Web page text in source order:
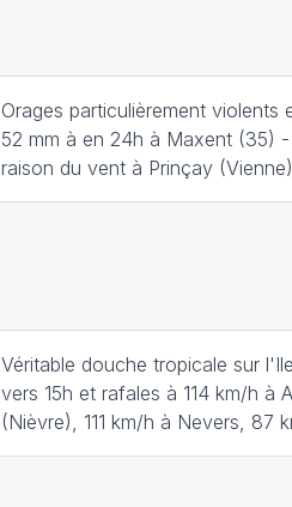
Orages particulièrement violents
52 mm à en 24h à Maxent (35)
raison du vent à Prinçay
Véritable douche tropicale sur
vers 15h et rafales à 114 km/h à
(Nièvre), 111 km/h à Nevers, 87